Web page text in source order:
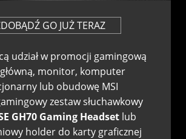
GO JUŻ TERAZ
udział w promocji gamingową
główną, monitor, komputer
lub obudowę MSI
zestaw słuchawkowy
GH70 Gaming Headsetlub
holder do karty graficznej